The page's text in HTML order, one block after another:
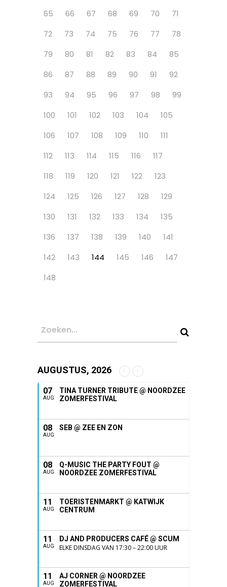
65 66 67 68 69 70
71
72
73 74 75 76 77
78
79
80 81 82 83 84
85
86
87 88 89 90 91
92
93
94 95 96 97 98
99
100
101 102 103 104
105
106
107 108 109 110
111
112
113 114 115 116
117
118
119 120 121 122
123
124
125 126 127 128
129
130
131 132 133 134
135
136
137 138 139 140
141
142
143 144 145 146
147
148
AUGUSTUS, 2026
07
AUG
TINA TURNER TRIBUTE @ NOORDZEE
ZOMERFESTIVAL
08
AUG
SEB @ ZEE EN ZON
08
AUG
Q-MUSIC THE PARTY FOUT @
NOORDZEE ZOMERFESTIVAL
11
AUG
TOERISTENMARKT @ KATWIJK
CENTRUM
11
AUG
DJ AND PRODUCERS CAFÉ @ SCUM
ELKE DINSDAG VAN 17:30 – 22:00 UUR
11
AUG
AJ CORNER @ NOORDZEE
ZOMERFESTIVAL